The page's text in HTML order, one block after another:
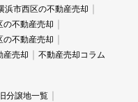
浜市西区の不動産売却
の不動産売却
の不動産売却
産売却 不動産売却コラム
旧分譲地一覧